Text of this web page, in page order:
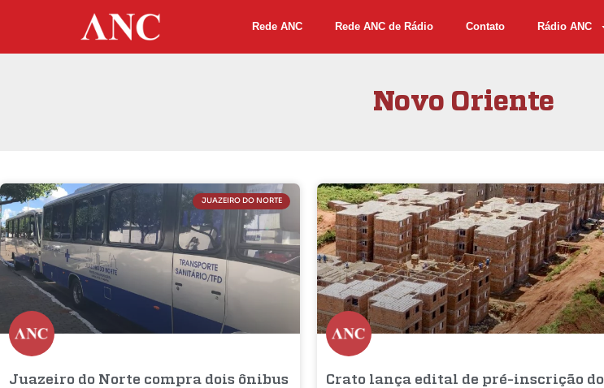
Rede ANC Rede ANC de Rádio Contato Rádio ANC
Novo Oriente
JUAZEIRO DO NORTE
Juazeiro do Norte compra dois ônibus
Crato lança edital de pré-inscrição do